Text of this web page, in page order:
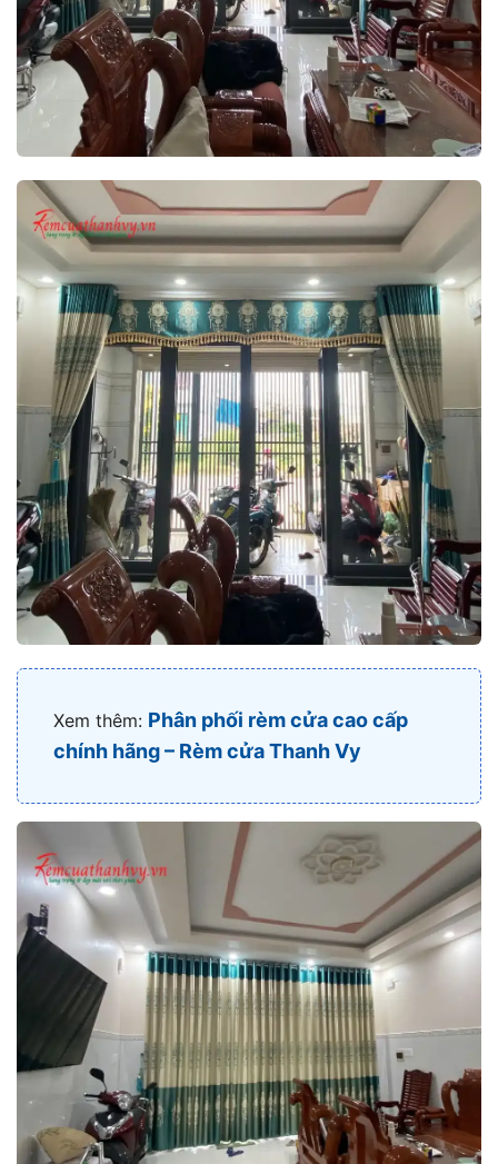
Xem thêm: Phân phối rèm cửa cao cấp
chính hãng – Rèm cửa Thanh Vy